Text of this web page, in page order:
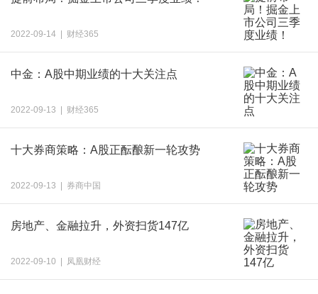
2022-09-14 | 财经365
中金：A股中期业绩的十大关注点
2022-09-13 | 财经365
十大券商策略：A股正酝酿新一轮攻势
2022-09-13 | 券商中国
房地产、金融拉升，外资扫货147亿
2022-09-10 | 凤凰财经